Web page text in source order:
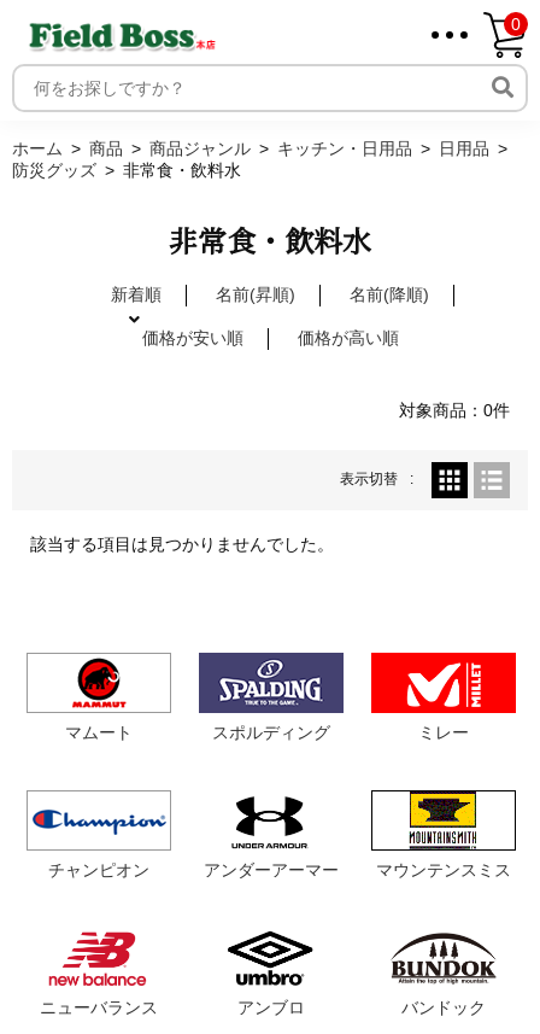
ホーム
メンバー
ご利用案内
0
ホーム 商品 商品ジャンル キッチン・日用品
日用品
防災グッズ
非常食・飲料水
非常食・飲料水
新着順 名前(昇順) 名前(降順)
価格が安い順 価格が高い順
対象商品：0件
表示切替
該当する項目は見つかりませんでした。
マムート
チャンピオン
ニューバランス
スポルディング
アンダーアーマー
アンブロ
ミレー
マウンテンスミス
バンドック